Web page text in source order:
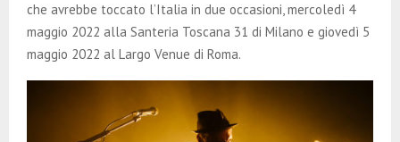
che avrebbe toccato l’Italia in due occasioni, mercoledì 4
maggio 2022 alla Santeria Toscana 31 di Milano e giovedì 5
maggio 2022 al Largo Venue di Roma.